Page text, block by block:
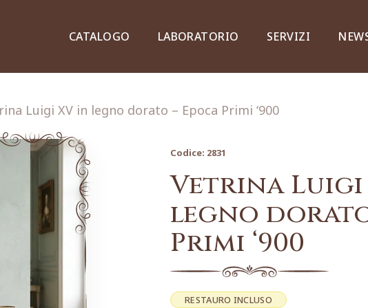
CATALOGO
Credenze, piattaie e vetrine
Lampade e lampadari
Dipinti e stampe
LABORATORIO SERVIZI
Luigi XV in legno dorato – Epoca Primi ‘900
Codice: 2831
Vetrina Luigi
legno dorato
Primi ‘900
RESTAURO INCLUSO